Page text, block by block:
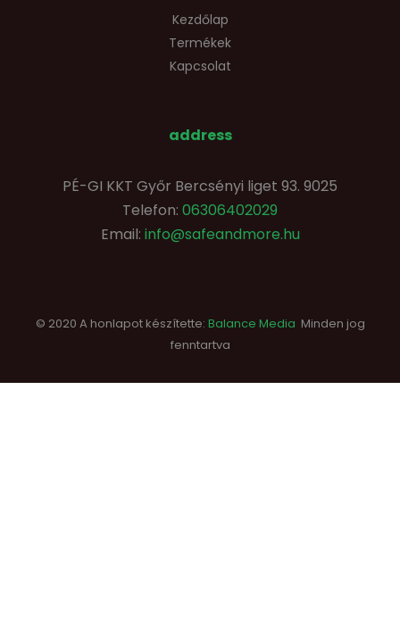
Kezdőlap
Termékek
Kapcsolat
address
PÉ-GI KKT Győr Bercsényi liget 93. 9025
Telefon: 06306402029
Email: info@safeandmore.hu
© 2020 A honlapot készítette: Balance Media Minden jog
fenntartva